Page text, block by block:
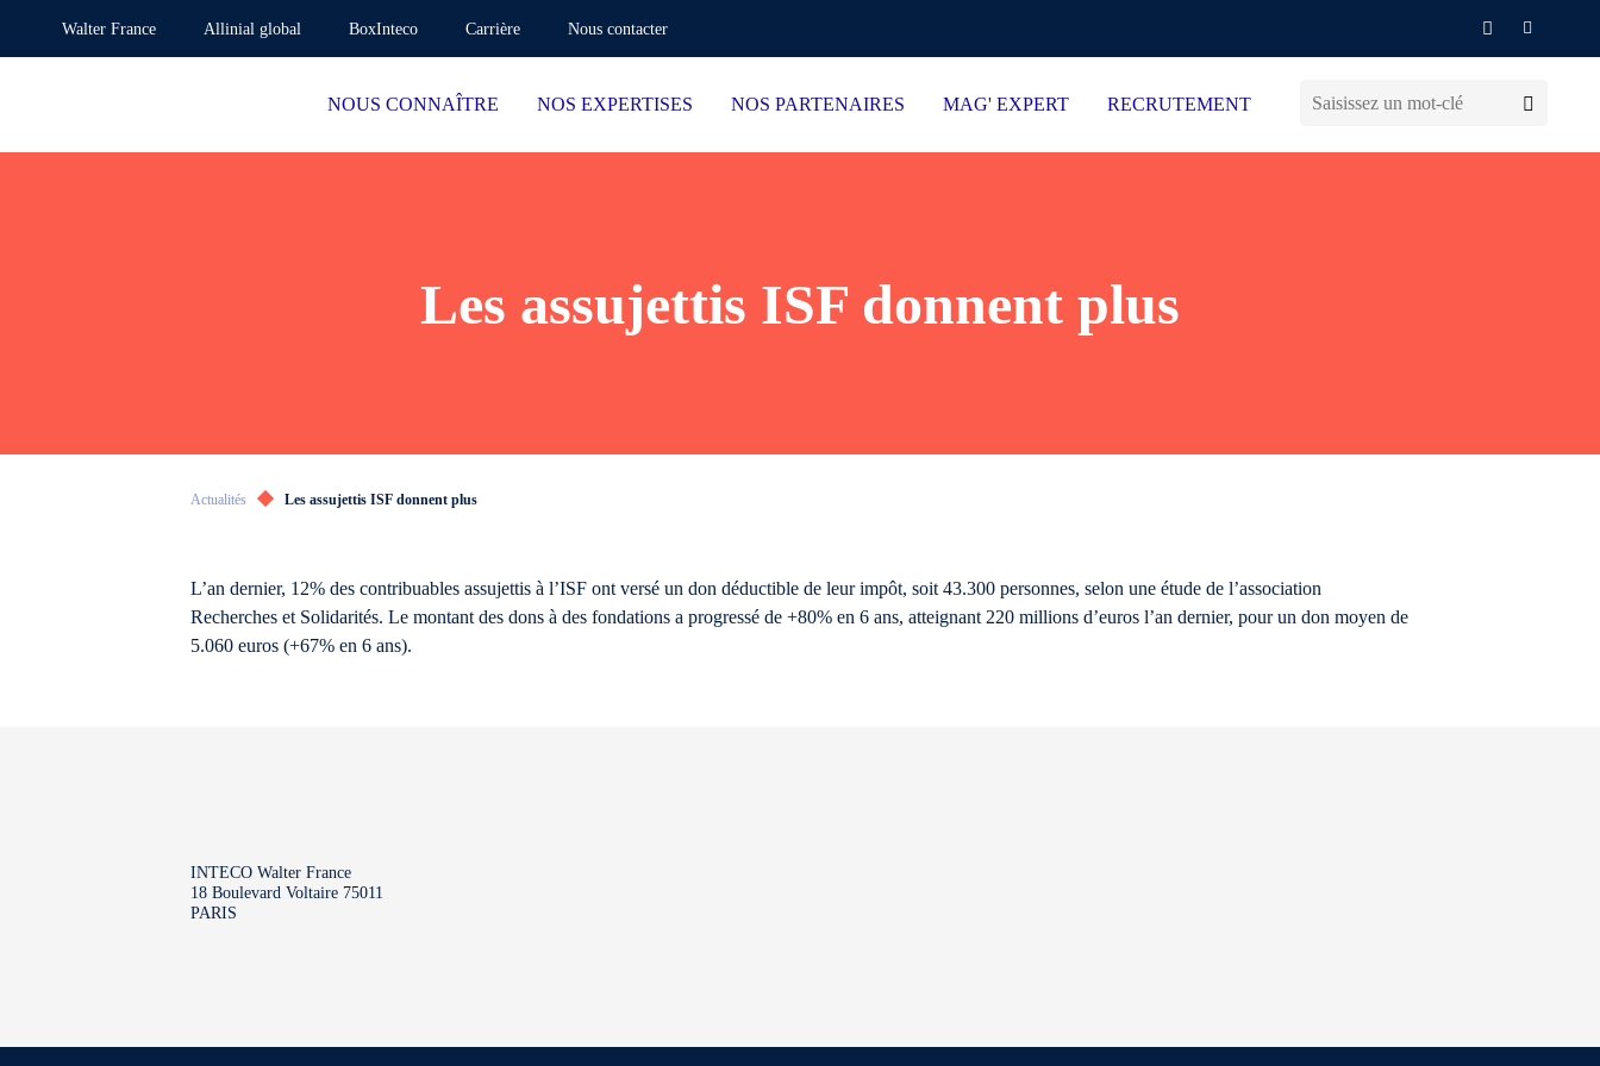
Walter France Allinial global BoxInteco Carrière Nous contacter
NOUS CONNAÎTRE NOS EXPERTISES NOS PARTENAIRES MAG' EXPERT RECRUTEMENT
Les assujettis ISF donnent plus
Actualités Les assujettis ISF donnent plus
L’an dernier, 12% des contribuables assujettis à l’ISF ont versé un don déductible de leur impôt, soit 43.300 personnes, selon une étude de l’association
Recherches et Solidarités. Le montant des dons à des fondations a progressé de +80% en 6 ans, atteignant 220 millions d’euros l’an dernier, pour un don moyen de
5.060 euros (+67% en 6 ans).
INTECO Walter France
18 Boulevard Voltaire 75011
PARIS